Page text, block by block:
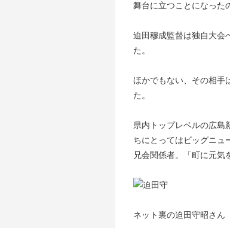
舞台に立つことになった
迫田穆成監督は独自大会
た。
ほかでもない、その相手
た。
県内トップレベルの広島
ちにとってはビッグニュ
兄会関係者。「町に元気
ネット裏の迫田守昭さん